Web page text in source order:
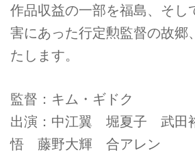
作品収益の一部を福島、そし
害にあった行定勲監督の故郷
たします。
監督：キム・ギドク
出演：中江翼 堀夏子 武田
悟 藤野大輝 合アレン